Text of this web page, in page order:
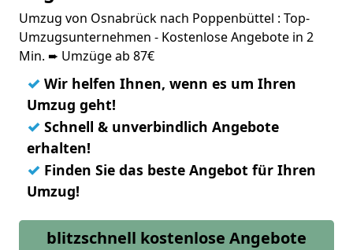
Umzug von Osnabrück nach Poppenbüttel : Top-
Umzugsunternehmen - Kostenlose Angebote in 2
Min. ➨ Umzüge ab 87€
✓ Wir helfen Ihnen, wenn es um Ihren
Umzug geht!
✓ Schnell & unverbindlich Angebote
erhalten!
✓ Finden Sie das beste Angebot für Ihren
Umzug!
blitzschnell kostenlose Angebote